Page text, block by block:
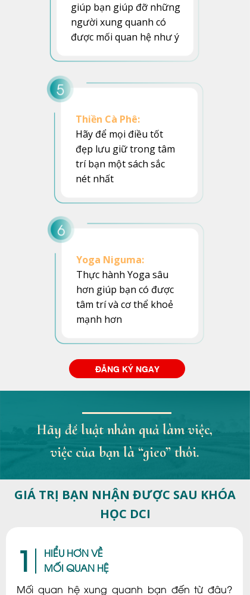
giúp bạn giúp đỡ những
người xung quanh có
được mối quan hệ như ý
Thiền Cà Phê:
Hãy để mọi điều tốt
đẹp lưu giữ trong tâm
trí bạn một sách sắc
nét nhất
Yoga Niguma:
Thực hành Yoga sâu
hơn giúp bạn có được
tâm trí và cơ thể khoẻ
mạnh hơn
ĐĂNG KÝ NGAY
Hãy để luật nhân quả làm việc,
việc của bạn là “gieo” thôi.
GIÁ TRỊ BẠN NHẬN ĐƯỢC SAU KHÓA
HỌC DCI
HIỂU HƠN VỀ
MỐI QUAN HỆ
Mối quan hệ xung quanh bạn đến từ đâu?
1